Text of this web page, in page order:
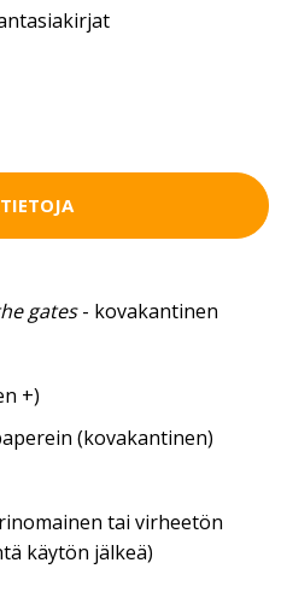
gates- kovakantinen
+)
(kovakantinen)
tai virheetön
käytön jälkeä)